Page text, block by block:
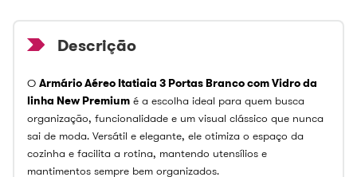
O Armário Aéreo Itatiaia 3 Portas Branco com Vidro da
linha New Premium é a escolha ideal para quem busca
organização, funcionalidade e um visual clássico que nunca
sai de moda. Versátil e elegante, ele otimiza o espaço da
cozinha e facilita a rotina, mantendo utensílios e
mantimentos sempre bem organizados.